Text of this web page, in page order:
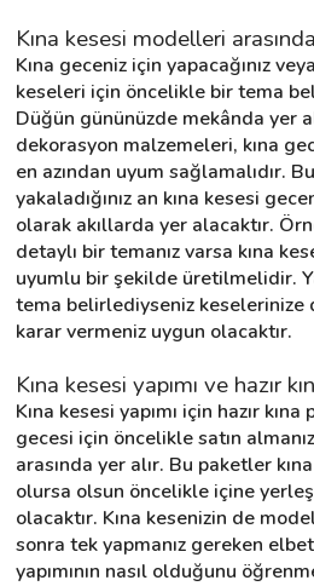
Kına kesesi modelleri
Kına geceniz için yapacağınız
keseleri için öncelikle bir tema
Düğün gününüzde mekânda yer
dekorasyon malzemeleri, kına
en azından uyum sağlamalıdır.
yakaladığınız an kına kesesi
olarak akıllarda yer alacaktır.
detaylı bir temanız varsa kına
uyumlu bir şekilde üretilmelidir.
tema belirlediyseniz keselerinize
karar vermeniz uygun olacaktır.
Kına kesesi yapımı ve hazır
Kına kesesi yapımı için hazır
gecesi için öncelikle satın
arasında yer alır. Bu paketler
olursa olsun öncelikle içine
olacaktır. Kına kesenizin de
sonra tek yapmanız gereken
yapımının nasıl olduğunu